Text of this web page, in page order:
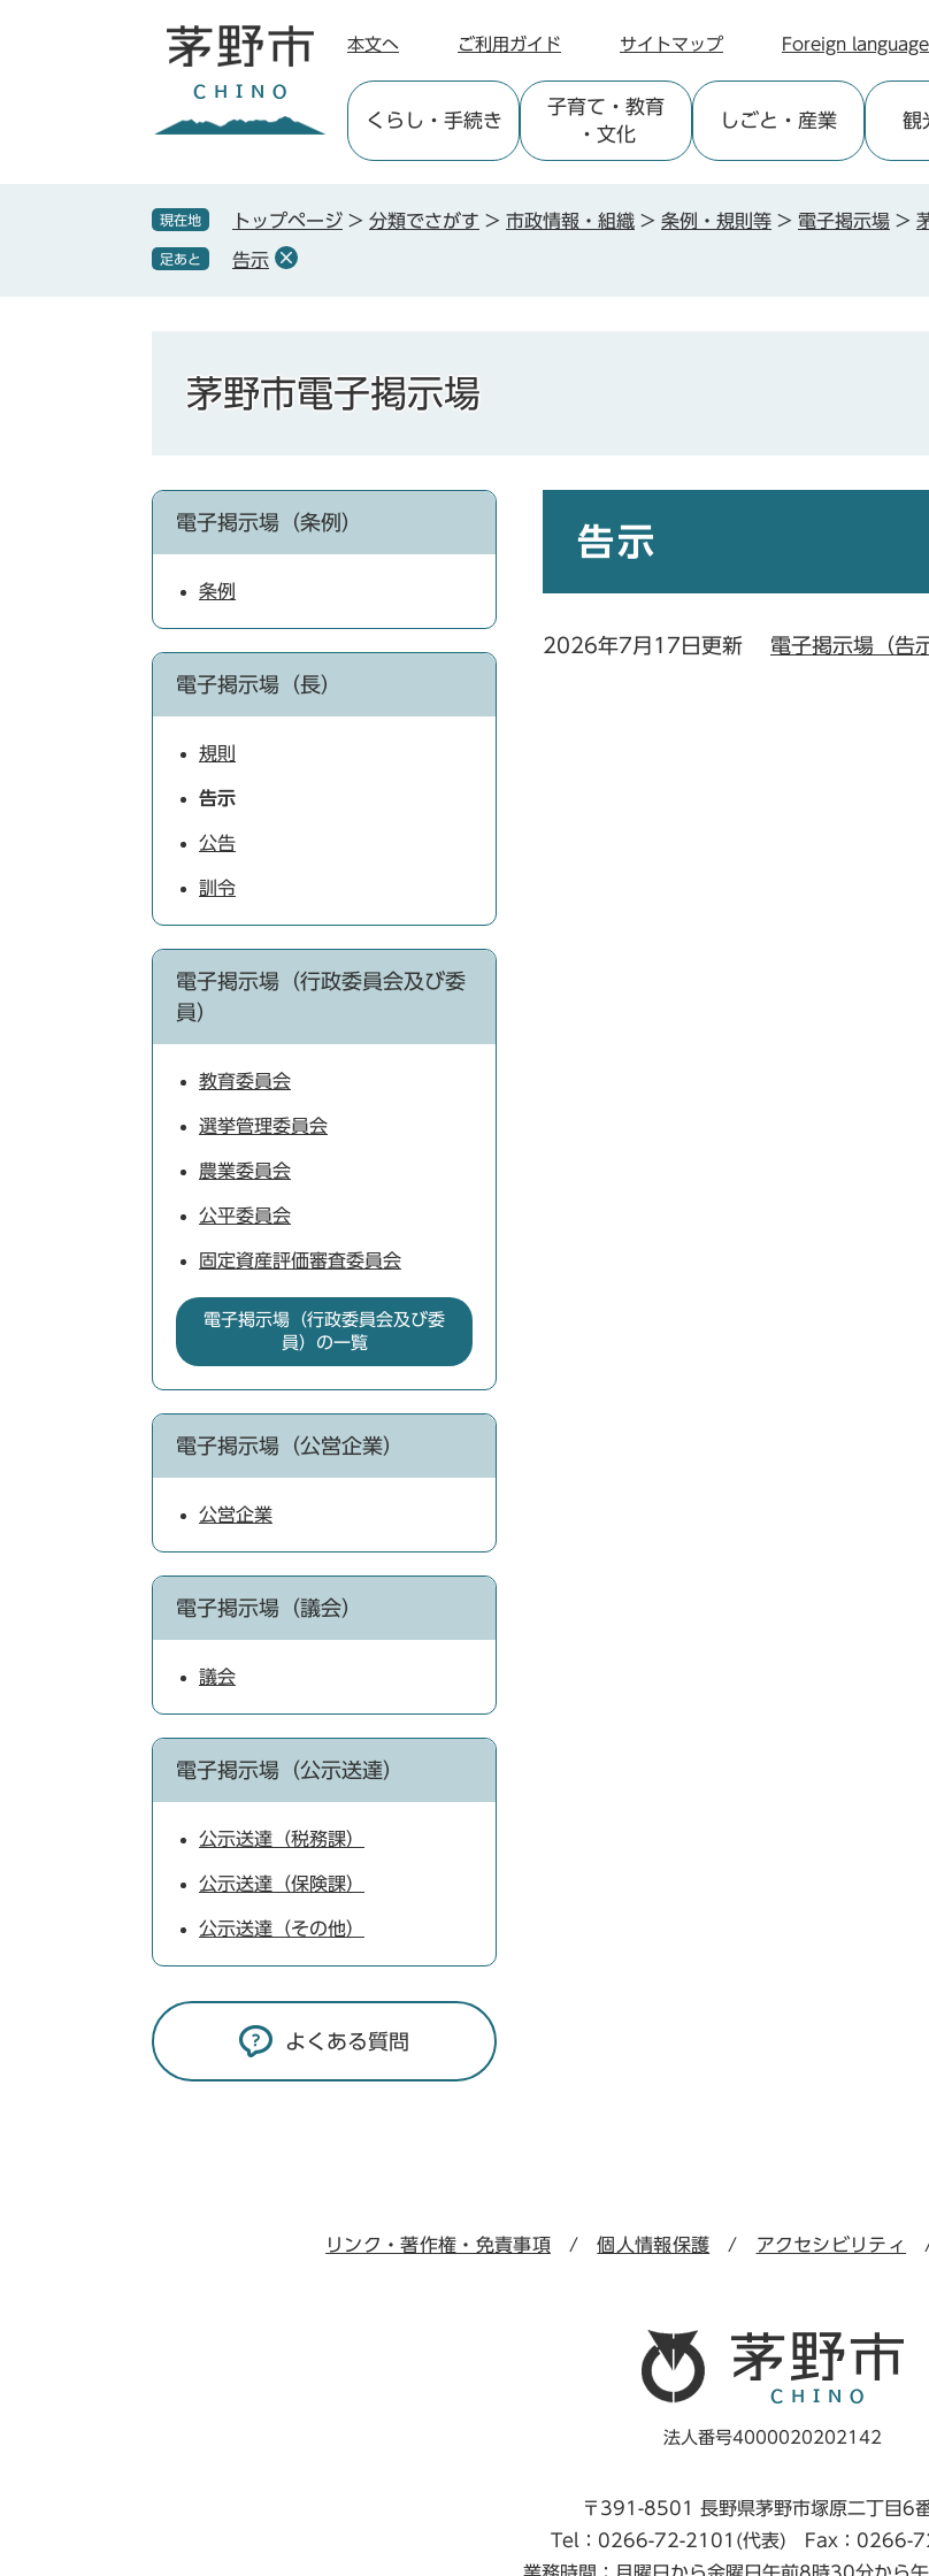
本文へ ご利用ガイド サイトマップ Foreign
くらし ・手続き
子育て ・教育
・文化
しごと ・産業 観
現在地 トップページ > 分類でさがす > 市政情報・組織 > 条例・規則等 > 電子掲示場 >
足あと 告示
茅野市電子掲示場
告示
2026年7月17日更新 電子掲示場（告
電子掲示場（条例）
条例
電子掲示場（長）
規則
告示
公告
訓令
電子掲示場（行政委員会及び委
員）
教育委員会
選挙管理委員会
農業委員会
公平委員会
固定資産評価審査委員会
電子掲示場（行政委員会及び委
員）の一覧
電子掲示場（公営企業）
公営企業
電子掲示場（議会）
議会
電子掲示場（公示送達）
公示送達（税務課）
公示送達（保険課）
公示送達（その他）
よくある質問
リンク・著作権・免責事項 個人情報保護 アクセシビリティ
法人番号4000020202142
〒391-8501 長野県茅野市塚原二丁目6
Tel：0266-72-2101(代表) Fax：0266-